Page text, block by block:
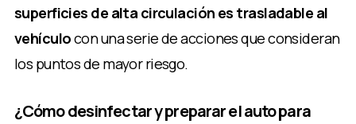
superficies de alta circulación es trasladable al
vehículocon una serie de acciones que consideran
los puntos de mayor riesgo.
¿Cómo desinfectar y preparar el auto para